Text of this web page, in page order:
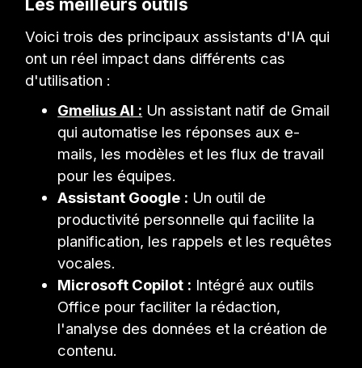
Les meilleurs outils
Voici trois des principaux assistants d'IA qui
ont un réel impact dans différents cas
d'utilisation :
Gmelius AI : Un assistant natif de Gmail
qui automatise les réponses aux e-
mails, les modèles et les flux de travail
pour les équipes.
Assistant Google : Un outil de
productivité personnelle qui facilite la
planification, les rappels et les requêtes
vocales.
Microsoft Copilot : Intégré aux outils
Office pour faciliter la rédaction,
l'analyse des données et la création de
contenu.